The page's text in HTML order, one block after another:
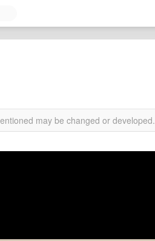
may be changed or developed.